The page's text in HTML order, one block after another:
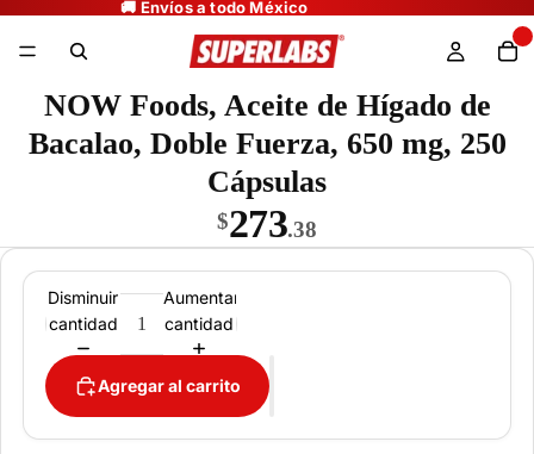
NOW Foods, Aceite de Hígado de
Bacalao, Doble Fuerza, 650 mg, 250
Cápsulas
$273.38
Disminuir
cantidad
Aumentar
cantidad
Agregar al carrito